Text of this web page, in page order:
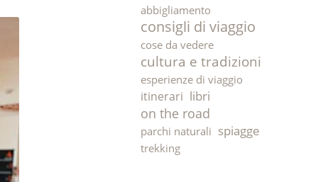
abbigliamento
consigli di viaggio
cose da vedere
cultura e tradizioni
esperienze di viaggio
itinerari libri
on the road
parchi naturali spiagge
trekking